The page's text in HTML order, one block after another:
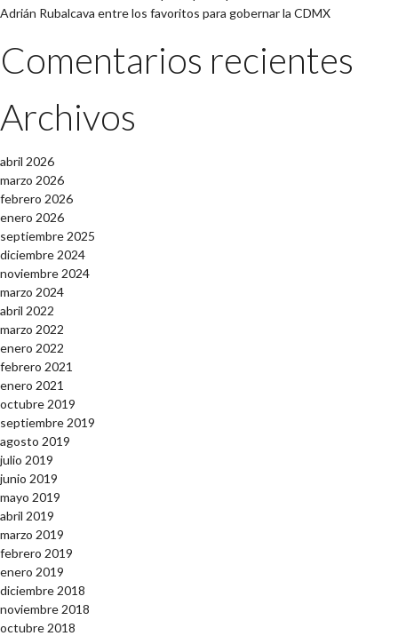
Adrián Rubalcava entre los favoritos para gobernar la CDMX
Comentarios recientes
Archivos
abril 2026
marzo 2026
febrero 2026
enero 2026
septiembre 2025
diciembre 2024
noviembre 2024
marzo 2024
abril 2022
marzo 2022
enero 2022
febrero 2021
enero 2021
octubre 2019
septiembre 2019
agosto 2019
julio 2019
junio 2019
mayo 2019
abril 2019
marzo 2019
febrero 2019
enero 2019
diciembre 2018
noviembre 2018
octubre 2018